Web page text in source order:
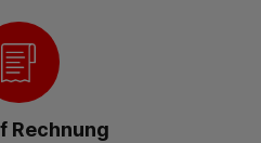
Rechnung